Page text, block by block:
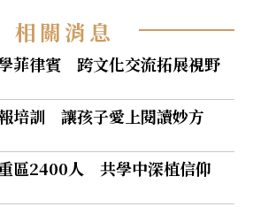
相關消息
菲律賓 跨文化交流拓展視野
培訓 讓孩子愛上閱讀妙方
區2400人 共學中深植信仰